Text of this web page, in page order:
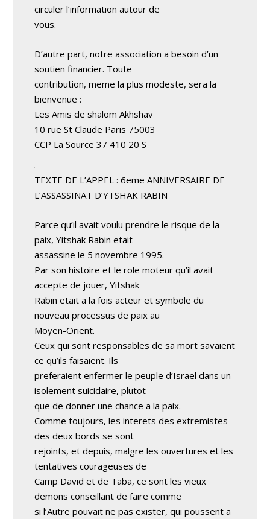
circuler l’information autour de
vous.
D’autre part, notre association a besoin d’un
soutien financier. Toute
contribution, meme la plus modeste, sera la
bienvenue :
Les Amis de shalom Akhshav
10 rue St Claude Paris 75003
CCP La Source 37 410 20 S
TEXTE DE L’APPEL : 6eme ANNIVERSAIRE DE
L’ASSASSINAT D’YTSHAK RABIN
Parce qu’il avait voulu prendre le risque de la
paix, Yitshak Rabin etait
assassine le 5 novembre 1995.
Par son histoire et le role moteur qu’il avait
accepte de jouer, Yitshak
Rabin etait a la fois acteur et symbole du
nouveau processus de paix au
Moyen-Orient.
Ceux qui sont responsables de sa mort savaient
ce qu’ils faisaient. Ils
preferaient enfermer le peuple d’Israel dans un
isolement suicidaire, plutot
que de donner une chance a la paix.
Comme toujours, les interets des extremistes
des deux bords se sont
rejoints, et depuis, malgre les ouvertures et les
tentatives courageuses de
Camp David et de Taba, ce sont les vieux
demons conseillant de faire comme
si l’Autre pouvait ne pas exister, qui poussent a